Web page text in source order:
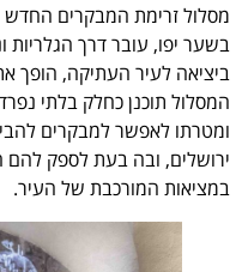
מסלול זרימת המבקרים החדש
בשער יפו, עובר דרך
ביציאה לעיר העתיקה, הופך
המסלול תוכנן כחלק בלתי
ומטרתו לאפשר למבקרים
ירושלים, ובה בעת לספק
במציאות המורכבת של העיר.